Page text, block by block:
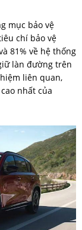
mục bảo vệ
chí bảo vệ
81% về hệ thống
làn đường trên
liên quan,
nhất của